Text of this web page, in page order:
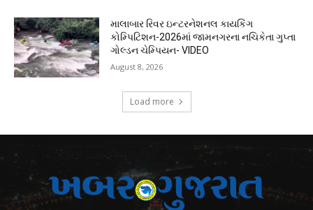
માલાબાર રિવર ઇન્ટરનેશનલ કાયકિંગ
કોમ્પિટિશન-2026માં જામનગરના નચિકેતા ગુપ્તા
ગોલ્ડન ચેમ્પિયન- VIDEO
August 8, 2026
Load more